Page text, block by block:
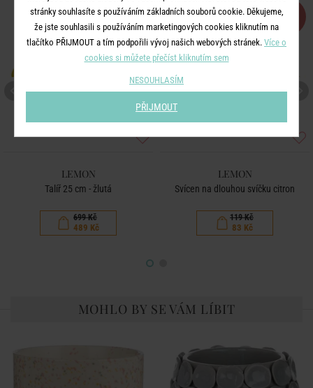
-30
LEMON
Talíř 25 cm - žlutá
699 Kč
489 Kč
-30
LEMON
Svícen na dlouhou svíčku citron
119 Kč
83 Kč
MOHLO BY SE VÁM LÍBIT
stránky souhlasíte s používáním základních souborů cookie. Děkujeme,
že jste souhlasili s používáním marketingových cookies kliknutím na
tlačítko PŘIJMOUT a tím podpořili vývoj našich webových stránek. Více o
cookies si můžete přečíst kliknutím sem
NESOUHLASÍM
PŘIJMOUT